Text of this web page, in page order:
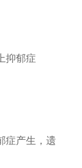
抑郁症
产生，遗